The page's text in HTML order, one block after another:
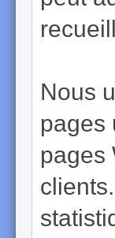
Nous
pages
pages